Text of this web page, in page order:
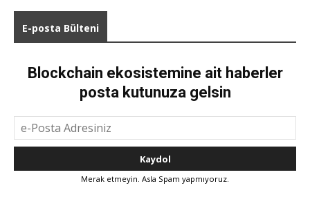
E-posta Bülteni
Blockchain ekosistemine ait haberler
posta kutunuza gelsin
Merak etmeyin. Asla Spam yapmıyoruz.